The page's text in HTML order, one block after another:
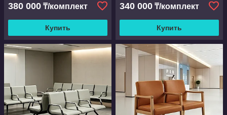
380 000 ₸/комплект
Купить
340 000 ₸/комплект
Купить